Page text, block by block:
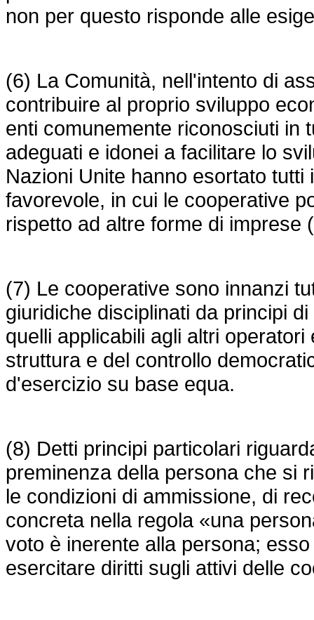
non per questo risponde alle
(6) La Comunità, nell'intento di
contribuire al proprio sviluppo
enti comunemente riconosciuti in
adeguati e idonei a facilitare lo
Nazioni Unite hanno esortato
favorevole, in cui le cooperative
rispetto ad altre forme di imprese
(7) Le cooperative sono innanzi
giuridiche disciplinati da principi
quelli applicabili agli altri
struttura e del controllo
d'esercizio su base equa.
(8) Detti principi particolari
preminenza della persona che si
le condizioni di ammissione, di
concreta nella regola «una
voto è inerente alla persona;
esercitare diritti sugli attivi delle